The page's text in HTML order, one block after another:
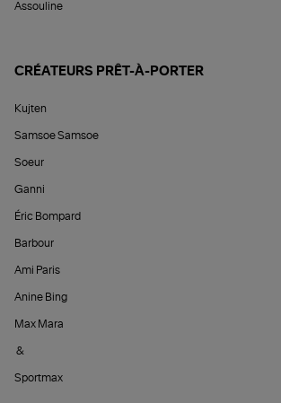
Assouline
CRÉATEURS PRÊT-À-PORTER
Kujten
Samsoe Samsoe
Soeur
Ganni
Éric Bompard
Barbour
Ami Paris
Anine Bing
Max Mara
&
Sportmax